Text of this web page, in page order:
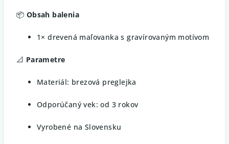
📦 Obsah balenia
1× drevená maľovanka s gravírovaným motívom
📐 Parametre
Materiál: brezová preglejka
Odporúčaný vek: od 3 rokov
Vyrobené na Slovensku